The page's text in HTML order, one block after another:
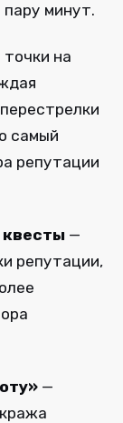
минут.
точки на
самый
репутации
квесты —
репутации,
—